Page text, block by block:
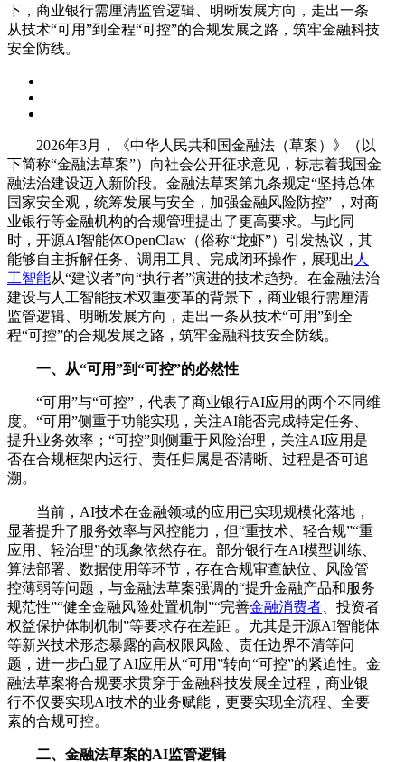
下，商业银行需厘清监管逻辑、明晰发展方向，走出一条
从技术“可用”到全程“可控”的合规发展之路，筑牢金融科技
安全防线。
2026年3月，《中华人民共和国金融法（草案）》（以
下简称“金融法草案”）向社会公开征求意见，标志着我国金
融法治建设迈入新阶段。金融法草案第九条规定“坚持总体
国家安全观，统筹发展与安全，加强金融风险防控” ，对商
业银行等金融机构的合规管理提出了更高要求。与此同
时，开源AI智能体OpenClaw（俗称“龙虾”）引发热议，其
能够自主拆解任务、调用工具、完成闭环操作，展现出 人
工智能从“建议者”向“执行者”演进的技术趋势。在金融法治
建设与人工智能技术双重变革的背景下，商业银行需厘清
监管逻辑、明晰发展方向，走出一条从技术“可用”到全
程“可控”的合规发展之路，筑牢金融科技安全防线。
一、从“可用”到“可控”的必然性
“可用”与“可控”，代表了商业银行AI应用的两个不同维
度。“可用”侧重于功能实现，关注AI能否完成特定任务、
提升业务效率；“可控”则侧重于风险治理，关注AI应用是
否在合规框架内运行、责任归属是否清晰、过程是否可追
溯。
当前，AI技术在金融领域的应用已实现规模化落地，
显著提升了服务效率与风控能力，但“重技术、轻合规”“重
应用、轻治理”的现象依然存在。部分银行在AI模型训练、
算法部署、数据使用等环节，存在合规审查缺位、风险管
控薄弱等问题，与金融法草案强调的“提升金融产品和服务
规范性”“健全金融风险处置机制”“完善金融消费者 、投资者
权益保护体制机制”等要求存在差距 。尤其是开源AI智能体
等新兴技术形态暴露的高权限风险、责任边界不清等问
题，进一步凸显了AI应用从“可用”转向“可控”的紧迫性。金
融法草案将合规要求贯穿于金融科技发展全过程，商业银
行不仅要实现AI技术的业务赋能，更要实现全流程、全要
素的合规可控。
二、金融法草案的AI监管逻辑